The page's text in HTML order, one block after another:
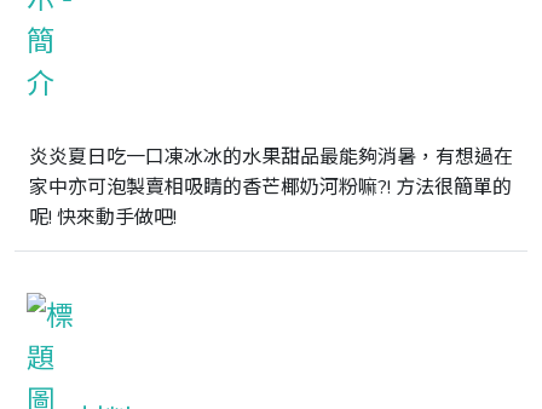
炎炎夏日吃一口凍冰冰的水果甜品最能夠消暑，有想過在
家中亦可泡製賣相吸睛的香芒椰奶河粉嘛?! 方法很簡單的
呢! 快來動手做吧!